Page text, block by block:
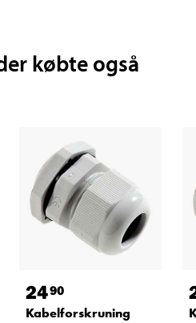
købte også
2490
Kabelforskruning